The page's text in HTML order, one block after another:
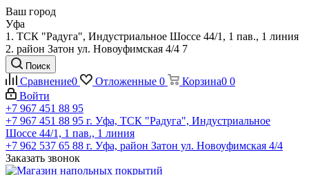
Ваш город
Уфа
1. ТСК "Радуга", Индустриальное Шоссе 44/1, 1 пав., 1 линия
2. район Затон ул. Новоуфимская 4/4 7
Поиск
Сравнение0 Отложенные 0 Корзина0 0
Войти
+7 967 451 88 95
+7 967 451 88 95 г. Уфа, ТСК "Радуга", Индустриальное
Шоссе 44/1, 1 пав., 1 линия
+7 962 537 65 88 г. Уфа, район Затон ул. Новоуфимская 4/4
Заказать звонок